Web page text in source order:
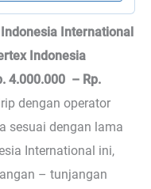
International
Indonesia
4.000.000 – Rp.
dengan operator
sesuai dengan lama
International ini,
– tunjangan